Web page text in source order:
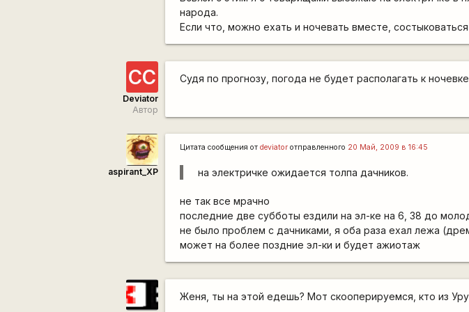
народа.
Если что, можно ехать и ночевать вместе,
СС
Deviator
Автор
Судя по прогнозу, погода не будет располагать к
aspirant_XP
Цитата сообщения отdeviator отправленного 20 Май, 2009 в 16:45
на электричке ожидается толпа дачников.
не так все мрачно
последние две субботы ездили на эл-ке на 6, 38 до
не было проблем с дачниками, я оба раза ехал лежа
может на более поздние эл-ки и будет ажиотаж
Женя, ты на этой едешь? Мот скооперируемся, кто из